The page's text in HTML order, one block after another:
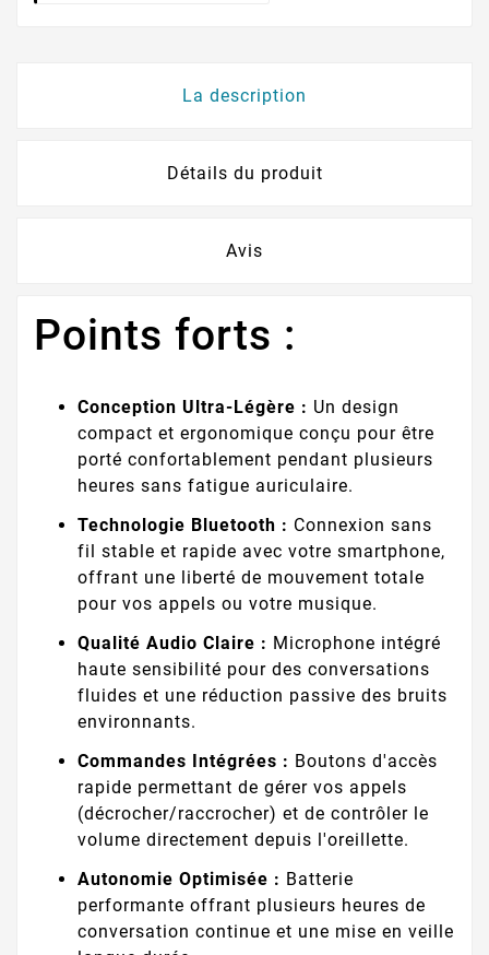
La description
Détails du produit
Avis
Points forts :
Conception Ultra-Légère : Un design
compact et ergonomique conçu pour être
porté confortablement pendant plusieurs
heures sans fatigue auriculaire.
Technologie Bluetooth : Connexion sans
fil stable et rapide avec votre smartphone,
offrant une liberté de mouvement totale
pour vos appels ou votre musique.
Qualité Audio Claire : Microphone intégré
haute sensibilité pour des conversations
fluides et une réduction passive des bruits
environnants.
Commandes Intégrées : Boutons d'accès
rapide permettant de gérer vos appels
(décrocher/raccrocher) et de contrôler le
volume directement depuis l'oreillette.
Autonomie Optimisée : Batterie
performante offrant plusieurs heures de
conversation continue et une mise en veille